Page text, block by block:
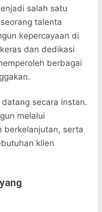
salah satu
talenta
kepercayaan di
dan dedikasi
berbagai
secara instan.
melalui
berkelanjutan, serta
klien